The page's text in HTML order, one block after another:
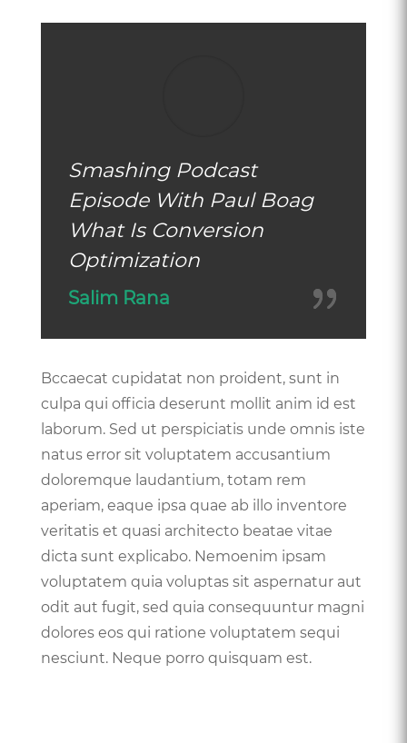
Smashing Podcast
Episode With Paul Boag
What Is Conversion
Optimization
Salim Rana
Bccaecat cupidatat non proident, sunt in
culpa qui officia deserunt mollit anim id est
laborum. Sed ut perspiciatis unde omnis iste
natus error sit voluptatem accusantium
doloremque laudantium, totam rem
aperiam, eaque ipsa quae ab illo inventore
veritatis et quasi architecto beatae vitae
dicta sunt explicabo. Nemoenim ipsam
voluptatem quia voluptas sit aspernatur aut
odit aut fugit, sed quia consequuntur magni
dolores eos qui ratione voluptatem sequi
nesciunt. Neque porro quisquam est.